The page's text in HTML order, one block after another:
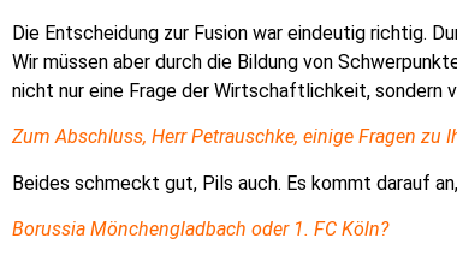
Die Entscheidung zur Fusion war eindeutig richtig.
Wir müssen aber durch die Bildung von
nicht nur eine Frage der Wirtschaftlichkeit, sondern
Zum Abschluss, Herr Petrauschke, einige Fragen zu
Beides schmeckt gut, Pils auch. Es kommt darauf
Borussia Mönchengladbach oder 1. FC Köln?